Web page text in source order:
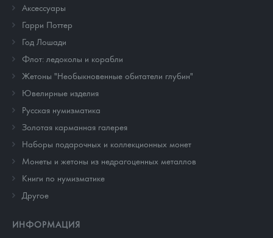
Аксессуары
Гарри Поттер
Год Лошади
Флот: ледоколы и корабли
Жетоны "Необыкновенные обитатели глубин"
Ювелирные изделия
Русская нумизматика
Золотая карманная галерея
Наборы подарочных и коллекционных монет
Монеты и жетоны из недрагоценных металлов
Книги по нумизматике
Другое
ИНФОРМАЦИЯ